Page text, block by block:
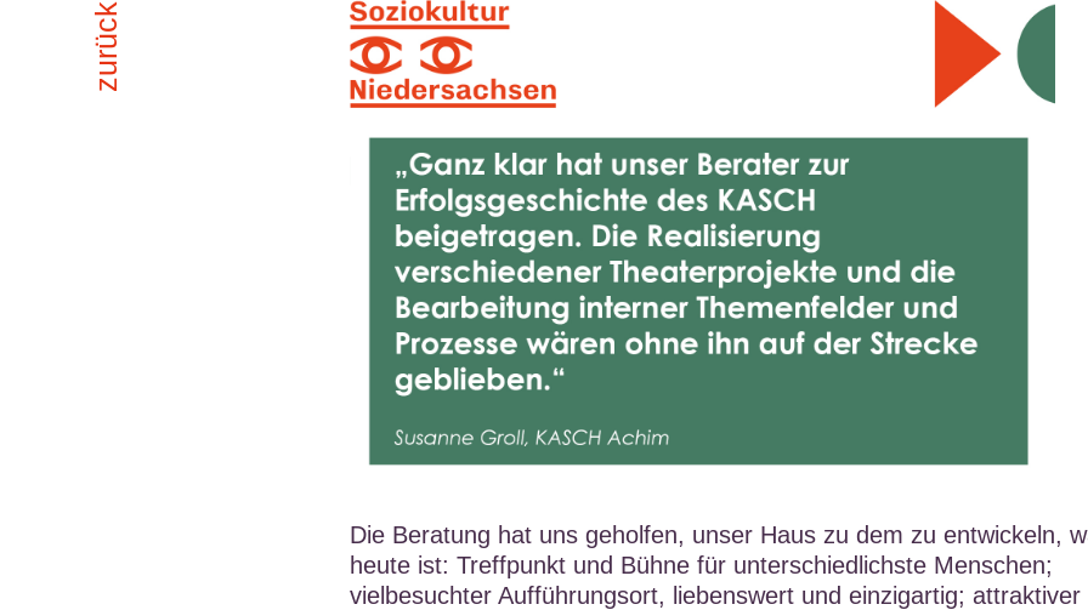
Die Beratung hat uns geholfen, unser Haus zu dem zu entwickeln,
heute ist: Treffpunkt und Bühne für unterschiedlichste Menschen;
vielbesuchter Aufführungsort, liebenswert und einzigartig; attraktiver
zurück